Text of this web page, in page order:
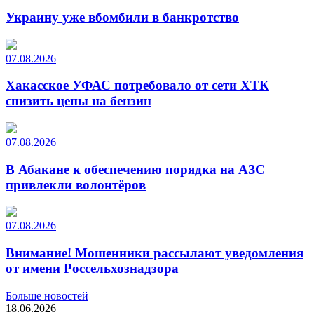
Украину уже вбомбили в банкротство
07.08.2026
Хакасское УФАС потребовало от сети ХТК
снизить цены на бензин
07.08.2026
В Абакане к обеспечению порядка на АЗС
привлекли волонтёров
07.08.2026
Внимание! Мошенники рассылают уведомления
от имени Россельхознадзора
Больше новостей
18.06.2026